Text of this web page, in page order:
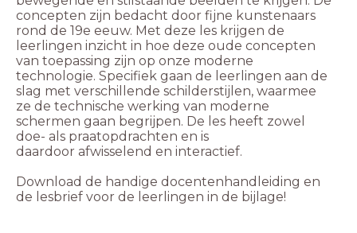
concepten zijn bedacht door fijne kunstenaars
rond de 19e eeuw. Met deze les krijgen de
leerlingen inzicht in hoe deze oude concepten
van toepassing zijn op onze moderne
technologie. Specifiek gaan de leerlingen aan de
slag met verschillende schilderstijlen, waarmee
ze de technische werking van moderne
schermen gaan begrijpen. De les heeft zowel
doe- als praatopdrachten en is
daardoor afwisselend en interactief.
Download de handige docentenhandleiding en
de lesbrief voor de leerlingen in de bijlage!